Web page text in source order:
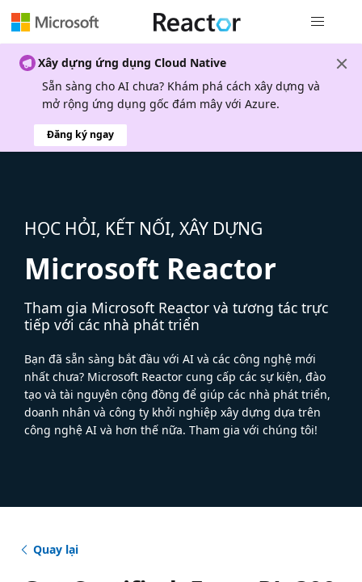
Xây dựng ứng dụng Cloud Native
Sẵn sàng cho AI chưa? Khám phá cách xây dựng và
mở rộng ứng dụng gốc đám mây với Azure.
Đăng ký ngay
HỌC HỎI, KẾT NỐI, XÂY DỰNG
Microsoft Reactor
Tham gia Microsoft Reactor và tương tác trực
tiếp với các nhà phát triển
Bạn đã sẵn sàng bắt đầu với AI và các công nghệ mới
nhất chưa? Microsoft Reactor cung cấp các sự kiện, đào
tạo và tài nguyên cộng đồng để giúp các nhà phát triển,
doanh nhân và công ty khởi nghiệp xây dựng dựa trên
công nghệ AI và hơn thế nữa. Tham gia với chúng tôi!
Quay lại